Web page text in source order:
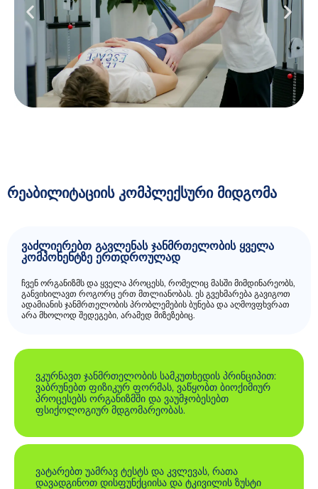
რეაბილიტაციის კომპლექსური მიდგომა
ვაძლიერებთ გავლენას ჯანმრთელობის ყველა
კომპონენტზე ერთდროულად
ჩვენ ორგანიზმს და ყველა პროცესს, რომელიც მასში მიმდინარეობს,
განვიხილავთ როგორც ერთ მთლიანობას. ეს გვეხმარება გავიგოთ
ადამიანის ჯანმრთელობის პრობლემების ბუნება და აღმოვფხვრათ
არა მხოლოდ შედეგები, არამედ მიზეზებიც.
ვკურნავთ ჯანმრთელობის სამკუთხედის პრინციპით:
ვაბრუნებთ ფიზიკურ ფორმას, ვაწყობთ ბიოქიმიურ
პროცესებს ორგანიზმში და ვაუმჯობესებთ
ფსიქოლოგიურ მდგომარეობას.
ვატარებთ უამრავ ტესტს და კვლევას, რათა
დავადგინოთ დისფუნქციისა და ტკივილის ზუსტი